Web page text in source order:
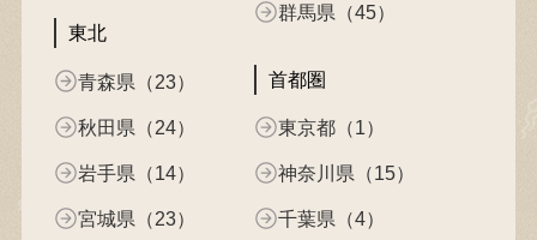
東北
青森県（23）
秋田県（24）
岩手県（14）
宮城県（23）
群馬県（45）
首都圏
東京都（1）
神奈川県（15）
千葉県（4）